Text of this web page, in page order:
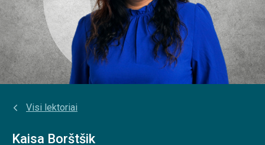
Visi lektoriai
Kaisa Borštšik